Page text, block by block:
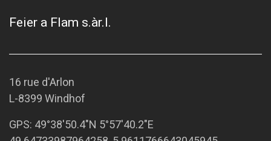
Feier a Flam s.àr.l.
16 rue d'Arlon
L-8399 Windhof
GPS: 49°38'50.4"N 5°57'40.2"E